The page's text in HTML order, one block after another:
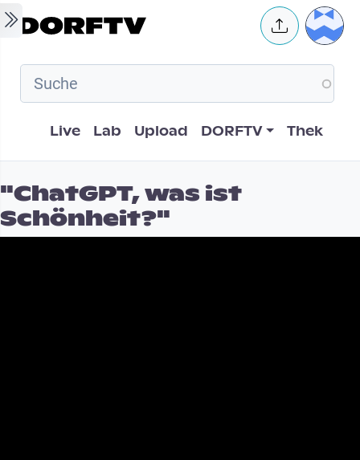
Skip to main content User
Hauptnavigation
Live Lab Upload DORFTV Thek
"ChatGPT, was ist
Schönheit?"